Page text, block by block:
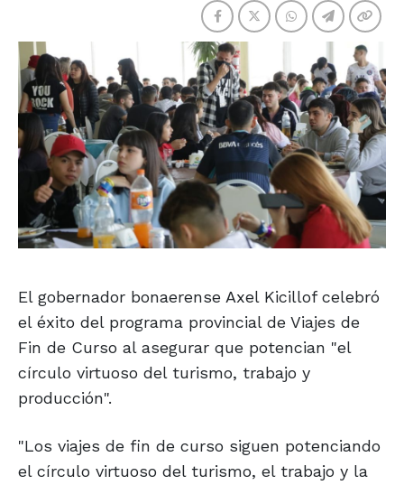
El gobernador bonaerense Axel Kicillof celebró
el éxito del programa provincial de Viajes de
Fin de Curso al asegurar que potencian "el
círculo virtuoso del turismo, trabajo y
producción".
"Los viajes de fin de curso siguen potenciando
el círculo virtuoso del turismo, el trabajo y la